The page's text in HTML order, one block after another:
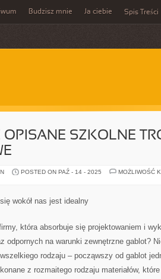
Budzisz mnie Ja ciebie Spis Treści
OPISANE SZKOLNE
POSTED ON PAŹ - 14 - 2025
MOŻLIWOŚĆ
wokół nas jest idealny
która absorbuje się projektowaniem i
odpornych na warunki zewnętrzne gablot?
rodzaju – począwszy od gablot
z rozmaitego rodzaju materiałów,